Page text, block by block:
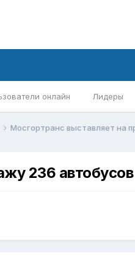
онлайн Лидеры
Мосгортранс выставляет на
236 автобусов